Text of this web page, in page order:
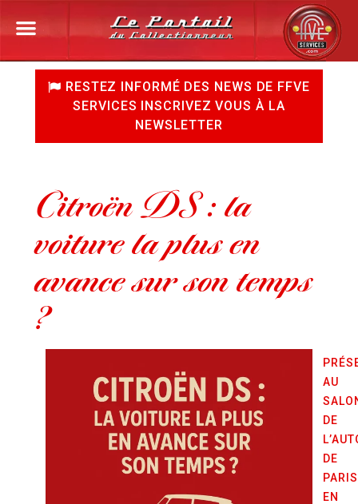
RESTEZ INFORMÉ DES NEWS DE FFVE
SERVICES INSCRIVEZ VOUS À LA
NEWSLETTER
Citroën DS : la
voiture la plus en
avance sur son temps
?
AU
DE
DE
PARIS
EN